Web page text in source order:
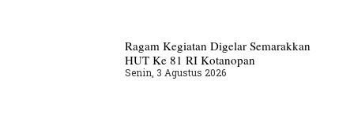
Ragam Kegiatan Digelar Semarakkan
HUT Ke 81 RI Kotanopan
Senin, 3 Agustus 2026